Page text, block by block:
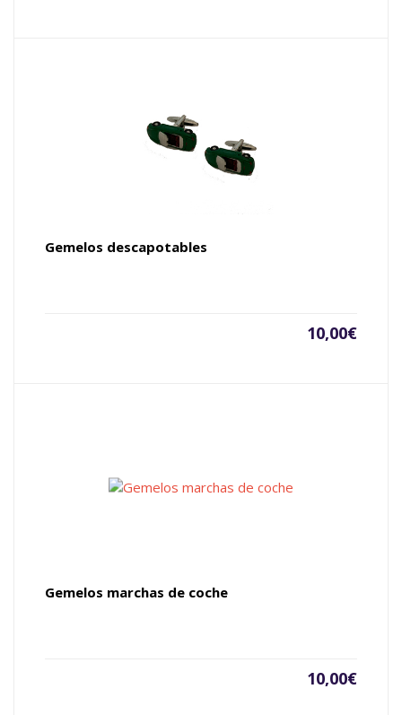
Gemelos descapotables
10,00€
Gemelos marchas de coche
10,00€